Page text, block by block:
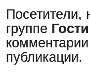
Посетители,
группе Гости
публикации.